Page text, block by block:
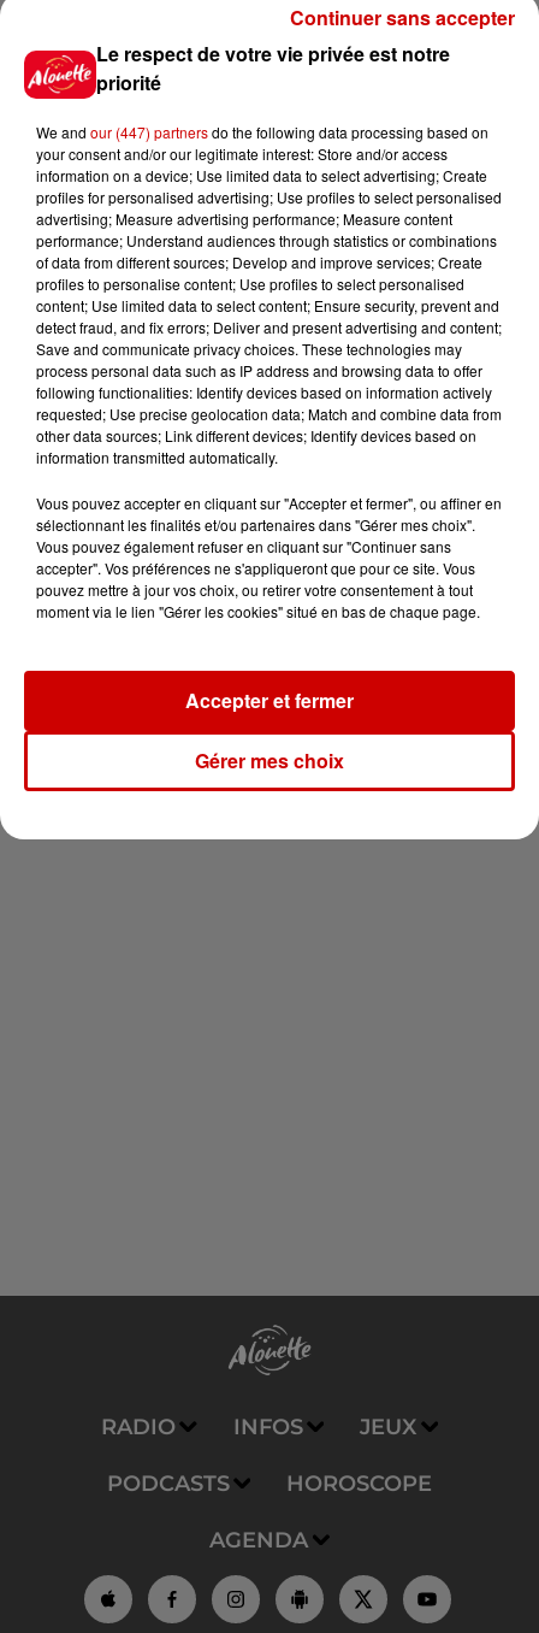
Gagnez vos places pour le
Festival du Roi Arthur 2026 !
Gagnez vos entrées pour le
Musée du Sport Automobile au
Mans !
Alouette vous invite à
Futuroscope Xperiences !
Le Duel - Gagnez votre balade
en jet ski !
Newsletter
RADIO INFOS JEUX
PODCASTS HOROSCOPE
AGENDA
Le respect de votre vie privée est notre
priorité
We and our (447) partnersdo the following data processing based on
your consent and/or our legitimate interest: Store and/or access
information on a device; Use limited data to select advertising; Create
profiles for personalised advertising; Use profiles to select personalised
advertising; Measure advertising performance; Measure content
performance; Understand audiences through statistics or combinations
of data from different sources; Develop and improve services; Create
profiles to personalise content; Use profiles to select personalised
content; Use limited data to select content; Ensure security, prevent and
detect fraud, and fix errors; Deliver and present advertising and content;
Save and communicate privacy choices. These technologies may
process personal data such as IP address and browsing data to offer
following functionalities: Identify devices based on information actively
requested; Use precise geolocation data; Match and combine data from
other data sources; Link different devices; Identify devices based on
information transmitted automatically.
Vous pouvez accepter en cliquant sur "Accepter et fermer", ou affiner en
sélectionnant les finalités et/ou partenaires dans "Gérer mes choix".
Vous pouvez également refuser en cliquant sur "Continuer sans
accepter". Vos préférences ne s'appliqueront que pour ce site. Vous
pouvez mettre à jour vos choix, ou retirer votre consentement à tout
moment via le lien "Gérer les cookies" situé en bas de chaque page.
Gérer mes choix
Accepter et fermer
Continuer sans accepter